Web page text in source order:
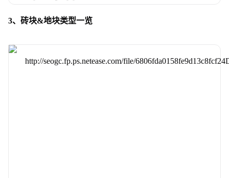
3、砖块&地块类型一览